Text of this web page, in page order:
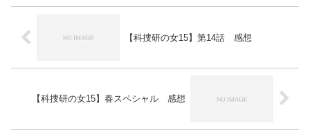
【科捜研の女15】第14話 感想
【科捜研の女15】春スペシャル 感想